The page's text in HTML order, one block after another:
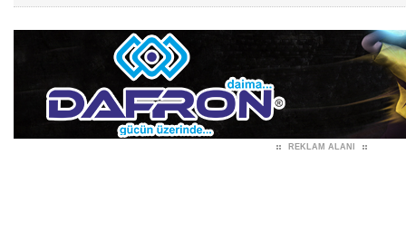
REKLAM ALANI